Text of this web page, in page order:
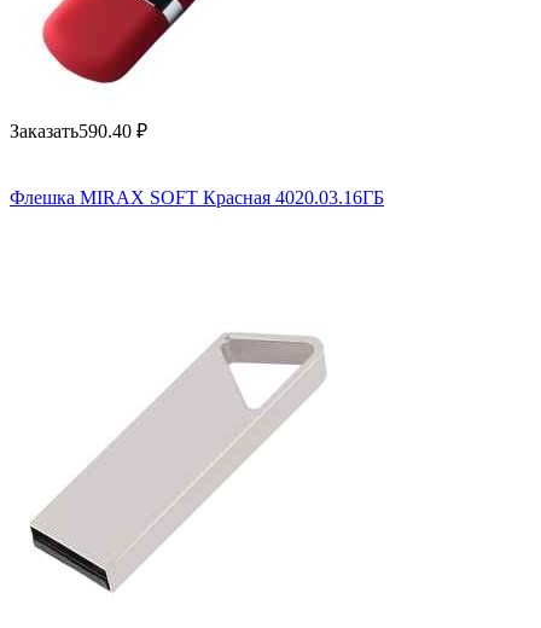
Заказать590.40 ₽
Флешка MIRAX SOFT Красная 4020.03.16ГБ